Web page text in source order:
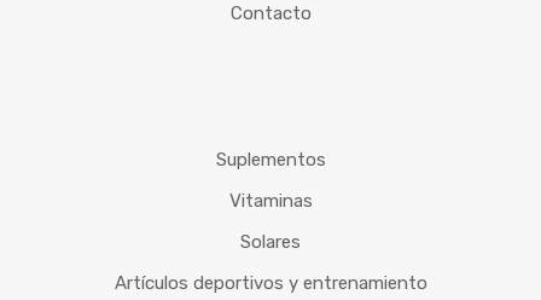
Contacto
Suplementos
Vitaminas
Solares
Artículos deportivos y entrenamiento